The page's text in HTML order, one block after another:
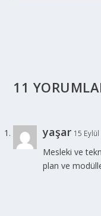
11
yaşar 15
Mesleki ve
plan ve